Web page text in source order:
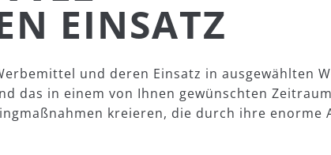
EINSATZ
und deren Einsatz in ausgewählten
das in einem von Ihnen gewünschten
kreieren, die durch ihre enorme